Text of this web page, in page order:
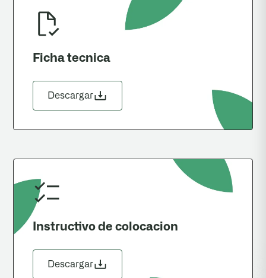
Ficha tecnica
Descargar
Instructivo de colocacion
Descargar